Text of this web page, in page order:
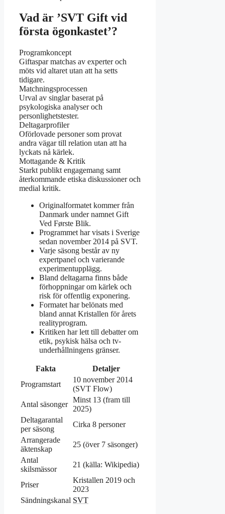
Vad är ’SVT Gift vid
första ögonkastet’?
Programkoncept
Giftaspar matchas av experter och
möts vid altaret utan att ha setts
tidigare.
Matchningsprocessen
Urval av singlar baserat på
psykologiska analyser och
personlighetstester.
Deltagarprofiler
Oförlovade personer som provat
andra vägar till relation utan att ha
lyckats nå kärlek.
Mottagande & Kritik
Starkt publikt engagemang samt
återkommande etiska diskussioner och
medial kritik.
Originalformatet kommer från
Danmark under namnet Gift
Ved Første Blik.
Programmet har visats i Sverige
sedan november 2014 på SVT.
Varje säsong består av ny
expertpanel och varierande
experimentupplägg.
Bland deltagarna finns både
förhoppningar om kärlek och
risk för offentlig exponering.
Formatet har belönats med
bland annat Kristallen för årets
realityprogram.
Kritiken har lett till debatter om
etik, psykisk hälsa och tv-
underhållningens gränser.
Fakta
Detaljer
Programstart
10 november 2014
(SVT Flow)
Antal säsonger
Minst 13 (fram till
2025)
Deltagarantal
per säsong
Cirka 8 personer
Arrangerade
äktenskap
25 (över 7 säsonger)
Antal
skilsmässor
21 (källa: Wikipedia)
Priser
Kristallen 2019 och
2023
Sändningskanal SVT